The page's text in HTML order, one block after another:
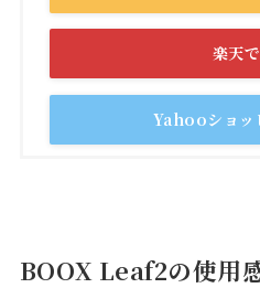
楽天
Yahooショッ
BOOX Leaf2の使用